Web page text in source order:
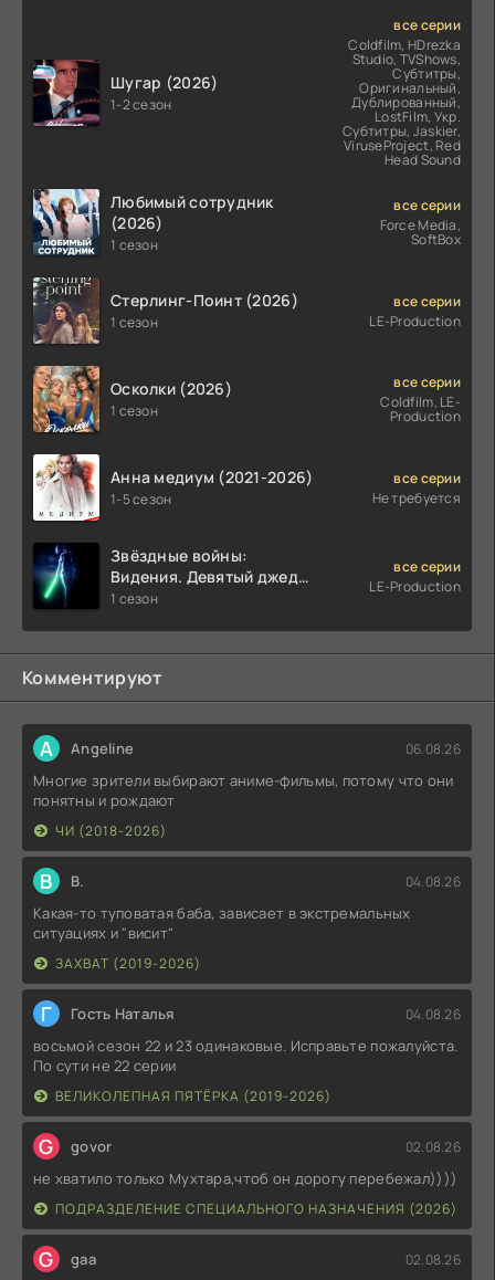
Шугар (2026)
1-2 сезон
все серии
Coldfilm, HDrezka
Studio, TVShows,
Субтитры,
Оригинальный,
Дублированный,
LostFilm, Укр.
Субтитры, Jaskier,
ViruseProject, Red
Head Sound
Любимый сотрудник
(2026)
1 сезон
все серии
Force Media,
SoftBox
Стерлинг-Поинт (2026)
1 сезон
все серии
LE-Production
Осколки (2026)
1 сезон
все серии
Coldfilm, LE-
Production
Анна медиум (2021-2026)
1-5 сезон
все серии
Не требуется
Звёздные войны:
Видения. Девятый джедай
(2026)
1 сезон
все серии
LE-Production
Комментируют
A Angeline 06.08.26
Многие зрители выбирают аниме-фильмы, потому что они
понятны и рождают
ЧИ (2018-2026)
В В. 04.08.26
Какая-то туповатая баба, зависает в экстремальных
ситуациях и "висит"
ЗАХВАТ (2019-2026)
Г Гость Наталья 04.08.26
восьмой сезон 22 и 23 одинаковые. Исправьте пожалуйста.
По сути не 22 серии
ВЕЛИКОЛЕПНАЯ ПЯТЁРКА (2019-2026)
G govor 02.08.26
не хватило только Мухтара,чтоб он дорогу перебежал))))
ПОДРАЗДЕЛЕНИЕ СПЕЦИАЛЬНОГО НАЗНАЧЕНИЯ (2026)
G gaa 02.08.26